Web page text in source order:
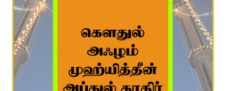
குத்பு நாயகம் வஸீலா பைத்